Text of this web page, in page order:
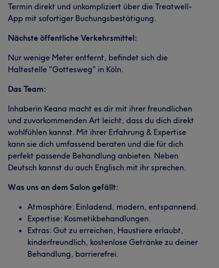
Termin direkt und unkompliziert über die Treatwell-
App mit sofortiger Buchungsbestätigung.
Nächste öffentliche Verkehrsmittel:
Nur wenige Meter entfernt, befindet sich die
Haltestelle "Gottesweg" in Köln.
Das Team:
Inhaberin Keana macht es dir mit ihrer freundlichen
und zuvorkommenden Art leicht, dass du dich direkt
wohlfühlen kannst. Mit ihrer Erfahrung & Expertise
kann sie dich umfassend beraten und die für dich
perfekt passende Behandlung anbieten. Neben
Deutsch kannst du auch Englisch mit ihr sprechen.
Was uns an dem Salon gefällt:
Atmosphäre: Einladend, modern, entspannend.
Expertise: Kosmetikbehandlungen.
Extras: Gut zu erreichen, Haustiere erlaubt,
kinderfreundlich, kostenlose Getränke zu deiner
Behandlung, barrierefrei.